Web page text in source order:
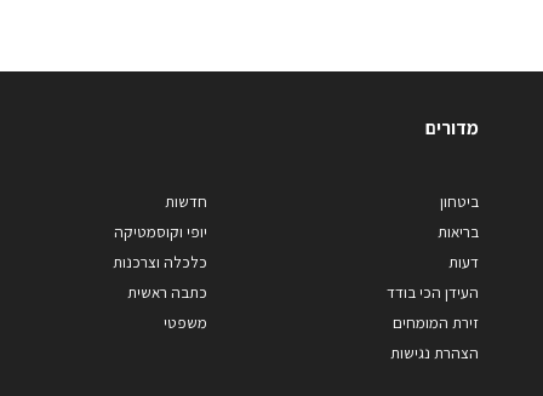
מדורים
ביטחון
בריאות
דעות
העידן הכי בודד
זירת המומחים
הצהרת נגישות
חדשות
יופי וקוסמטיקה
כלכלה וצרכנות
כתבה ראשית
משפטי